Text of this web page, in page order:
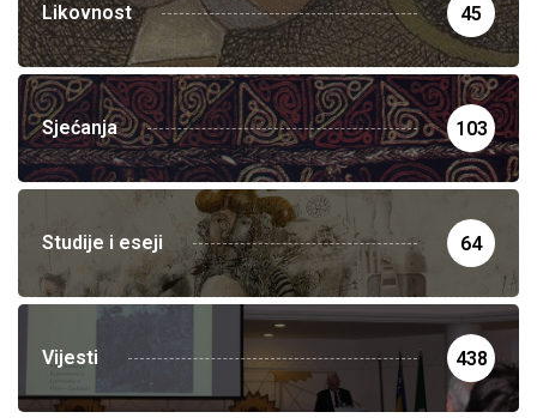
Likovnost 45
Sjećanja 103
Studije i eseji 64
Vijesti 438